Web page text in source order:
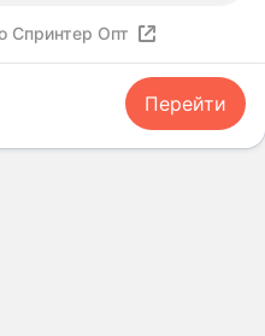
Спринтер Опт
Перейти